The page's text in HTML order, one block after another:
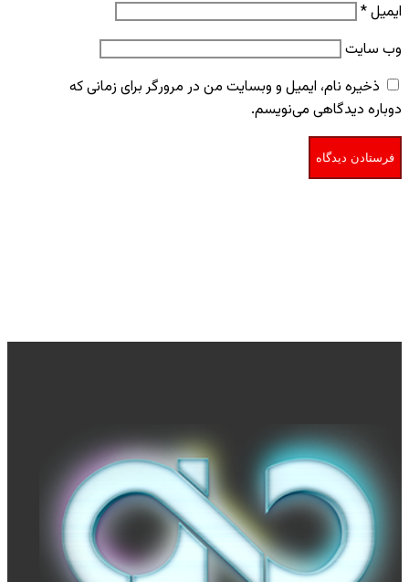
ایمیل*
وب‌ سایت
ذخیره نام، ایمیل و وبسایت من در مرورگر برای زمانی که
دوباره دیدگاهی می‌نویسم.